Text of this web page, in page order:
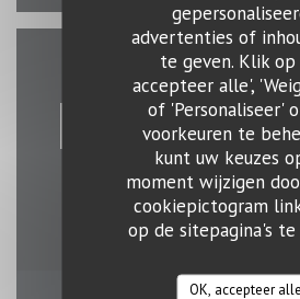
advertenties of
te geven. Klik op
accepteer alle',
of 'Personaliseer'
voorkeuren te
kunt uw keuzes
moment wijzigen
cookiepictogram
op de sitepagina's
OK, accepteer alle
Neem contact
RESERVEER EEN